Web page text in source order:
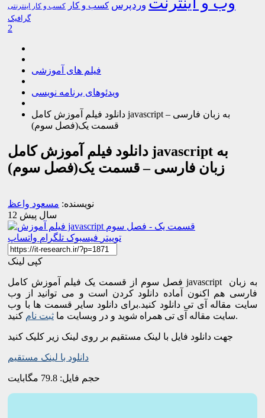
وردپرس کسب و کار کسب و کار اینترنتی
گرافیک
2
فیلم های آموزشی
ویدئوهای برنامه نویسی
دانلود فیلم آموزش کامل javascript به زبان فارسی –
قسمت یک(فصل سوم)
دانلود فیلم آموزش کامل javascript به
زبان فارسی – قسمت یک(فصل سوم)
نویسنده: مسعود واعظ
12 سال پیش
توییتر فیسبوک تلگرام واتساپ
کپی لینک
فصل سوم از قسمت یک فیلم آموزش کامل javascript به زبان
فارسی هم اکنون آماده دانلود کردن است و می توانید از وب
سایت مقاله آی تی دانلود کنید.برای دانلود سایر قسمت ها با وب
سایت مقاله آی تی همراه شوید و در وبسایت ما ثبت نام کنید.
جهت دانلود فایل با لینک مستقیم بر روی لینک زیر کلیک کنید
دانلود با لینک مستقیم
حجم فایل: 79.8 مگابایت